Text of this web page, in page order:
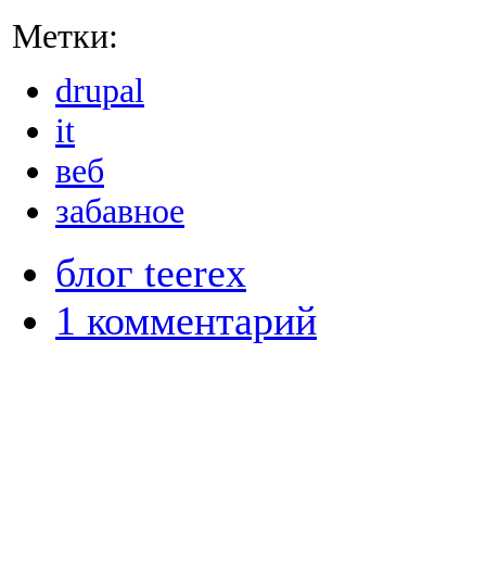
Метки:
drupal
it
веб
забавное
блог teerex
1 комментарий